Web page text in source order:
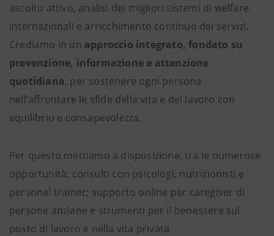
ascolto attivo, analisi dei migliori sistemi di welfare
internazionali e arricchimento continuo dei servizi.
Crediamo in un approccio integrato, fondato su
prevenzione, informazione e attenzione
quotidiana, per sostenere ogni persona
nell’affrontare le sfide della vita e del lavoro con
equilibrio e consapevolezza.
Per questo mettiamo a disposizione, tra le numerose
opportunità: consulti con psicologi, nutrizionisti e
personal trainer; supporto online per caregiver di
persone anziane e strumenti per il benessere sul
posto di lavoro e nella vita privata.